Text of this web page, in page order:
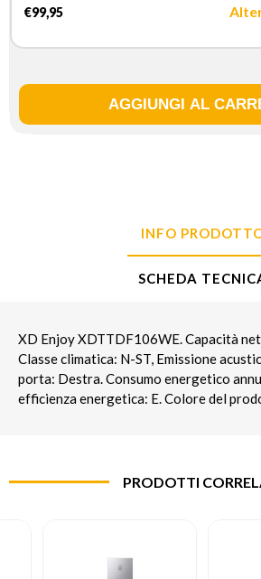
€99,95
INFO
SCHEDA
XD Enjoy XDTTDF106WE. Capacità
Classe climatica: N-ST, Emissione
porta: Destra. Consumo energetico
efficienza energetica: E. Colore del
PRODOTTI